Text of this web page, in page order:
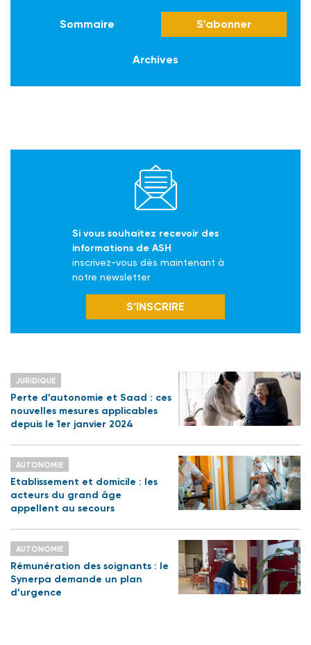
Sommaire S'abonner
Archives
Si vous souhaitez recevoir des
informations de ASH
inscrivez-vous dès maintenant à
notre newsletter
S’INSCRIRE
JURIDIQUE
Perte d’autonomie et Saad : ces
nouvelles mesures applicables
depuis le 1er janvier 2024
AUTONOMIE
Etablissement et domicile : les
acteurs du grand âge
appellent au secours
AUTONOMIE
Rémunération des soignants : le
Synerpa demande un plan
d’urgence